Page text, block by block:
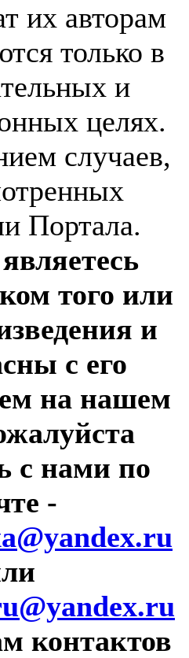
их авторам
только в
и
целях.
случаев,
Портала.
того или
и
с его
на нашем
с нами по
-
контактов